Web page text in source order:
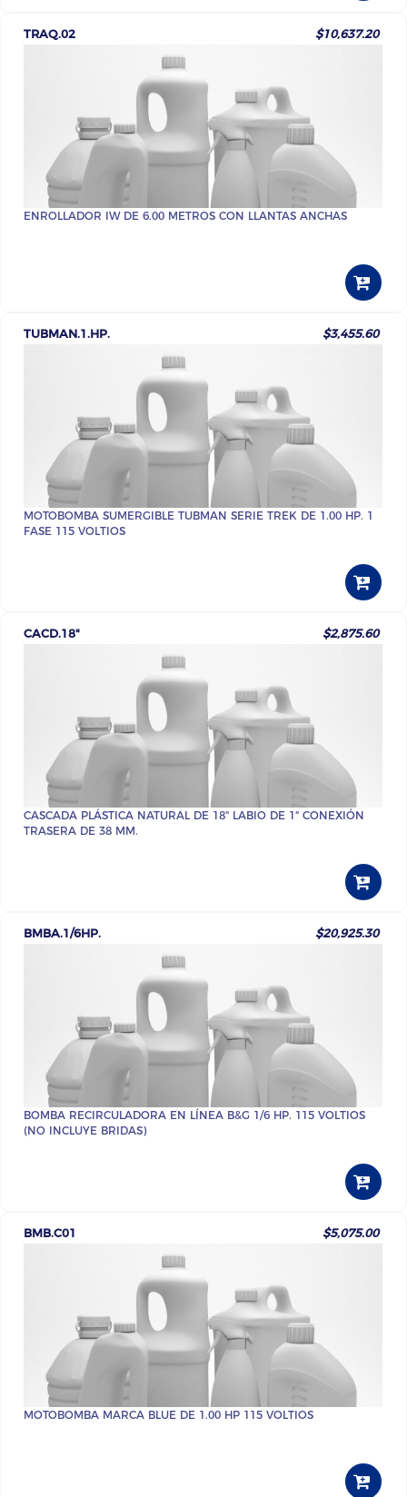
TRAQ.02 $10,637.20
ENROLLADOR IW DE 6.00 METROS CON LLANTAS ANCHAS
TUBMAN.1.HP. $3,455.60
MOTOBOMBA SUMERGIBLE TUBMAN SERIE TREK DE 1.00 HP. 1
FASE 115 VOLTIOS
CACD.18" $2,875.60
CASCADA PLÁSTICA NATURAL DE 18" LABIO DE 1" CONEXIÓN
TRASERA DE 38 MM.
BMBA.1/6HP. $20,925.30
BOMBA RECIRCULADORA EN LÍNEA B&G 1/6 HP. 115 VOLTIOS
(NO INCLUYE BRIDAS)
BMB.C01 $5,075.00
MOTOBOMBA MARCA BLUE DE 1.00 HP 115 VOLTIOS